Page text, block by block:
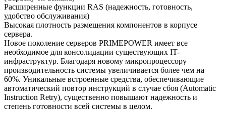
Расширенные функции RAS (надежность, готовность,
удобство обслуживания)
Высокая плотность размещения компонентов в корпусе
сервера.
Новое поколение серверов PRIMEPOWER имеет все
необходимое для консолидации существующих IT-
инфраструктур. Благодаря новому микропроцессору
производительность системы увеличивается более чем на
60%. Уникальные встроенные средства, обеспечивающие
автоматический повтор инструкций в случае сбоя (Automatic
Instruction Retry), существенно повышают надежность и
степень готовности всей системы в целом.